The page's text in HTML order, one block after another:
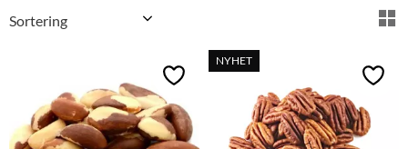
Lägg till i favoriter
NYHET
Lägg